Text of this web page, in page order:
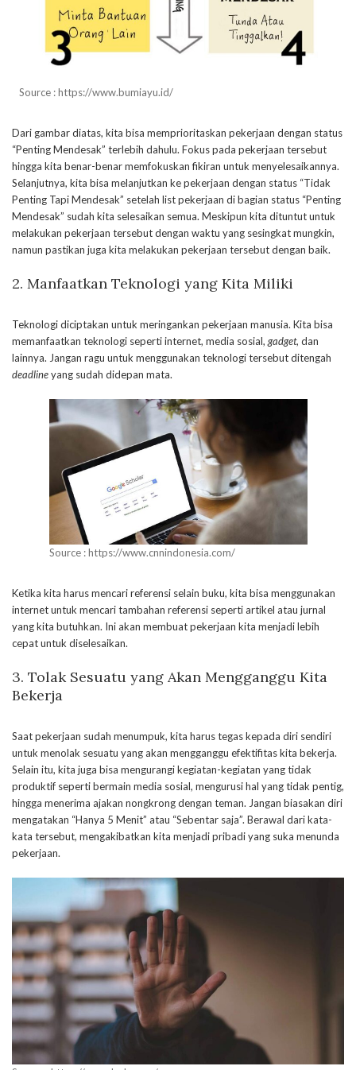
Source : https://www.bumiayu.id/
Dari gambar diatas, kita bisa memprioritaskan pekerjaan dengan status
“Penting Mendesak” terlebih dahulu. Fokus pada pekerjaan tersebut
hingga kita benar-benar memfokuskan fikiran untuk menyelesaikannya.
Selanjutnya, kita bisa melanjutkan ke pekerjaan dengan status “Tidak
Penting Tapi Mendesak” setelah list pekerjaan di bagian status “Penting
Mendesak” sudah kita selesaikan semua. Meskipun kita dituntut untuk
melakukan pekerjaan tersebut dengan waktu yang sesingkat mungkin,
namun pastikan juga kita melakukan pekerjaan tersebut dengan baik.
2. Manfaatkan Teknologi yang Kita Miliki
Teknologi diciptakan untuk meringankan pekerjaan manusia. Kita bisa
memanfaatkan teknologi seperti internet, media sosial, gadget, dan
lainnya. Jangan ragu untuk menggunakan teknologi tersebut ditengah
deadlineyang sudah didepan mata.
Source : https://www.cnnindonesia.com/
Ketika kita harus mencari referensi selain buku, kita bisa menggunakan
internet untuk mencari tambahan referensi seperti artikel atau jurnal
yang kita butuhkan. Ini akan membuat pekerjaan kita menjadi lebih
cepat untuk diselesaikan.
3. Tolak Sesuatu yang Akan Mengganggu Kita
Bekerja
Saat pekerjaan sudah menumpuk, kita harus tegas kepada diri sendiri
untuk menolak sesuatu yang akan mengganggu efektifitas kita bekerja.
Selain itu, kita juga bisa mengurangi kegiatan-kegiatan yang tidak
produktif seperti bermain media sosial, mengurusi hal yang tidak pentig,
hingga menerima ajakan nongkrong dengan teman. Jangan biasakan diri
mengatakan “Hanya 5 Menit” atau “Sebentar saja”. Berawal dari kata-
kata tersebut, mengakibatkan kita menjadi pribadi yang suka menunda
pekerjaan.